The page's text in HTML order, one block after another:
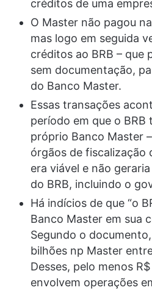
créditos de uma
O Master não pagou
mas logo em seguida
créditos ao BRB – que
sem documentação,
do Banco Master.
Essas transações
período em que o
próprio Banco Master
órgãos de fiscalização
era viável e não
do BRB, incluindo o
Há indícios de que “o
Banco Master em sua
Segundo o
bilhões np Master
Desses, pelo menos
envolvem operações